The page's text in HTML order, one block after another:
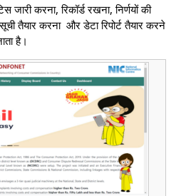
जारी करना, रिकॉर्ड रखना, निर्णयों की
तैयार करना और डेटा रिपोर्ट तैयार करने
है।